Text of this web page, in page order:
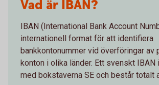
Vad är IBAN?
IBAN (International Bank Account
internationell format för att identifiera
bankkontonummer vid överföringar av
konton i olika länder. Ett svenskt IBAN
med bokstäverna SE och består totalt